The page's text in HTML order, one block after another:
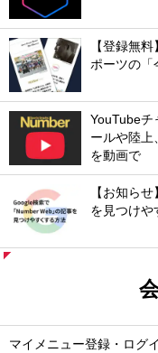
【登録無
ポーツの「
YouTubeチ
ールや陸上
を動画で
【お知ら
を見つけや
マイメニュー登録・ログ